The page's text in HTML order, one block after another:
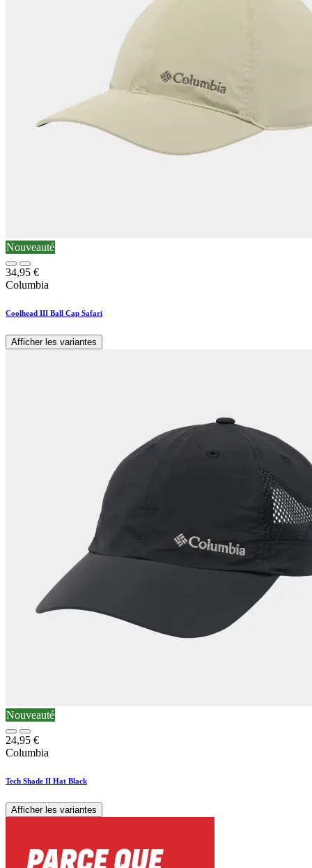
Nouveauté
34,95 €
Columbia
Coolhead III Ball Cap Safari
Afficher les variantes
Nouveauté
24,95 €
Columbia
Tech Shade II Hat Black
Afficher les variantes